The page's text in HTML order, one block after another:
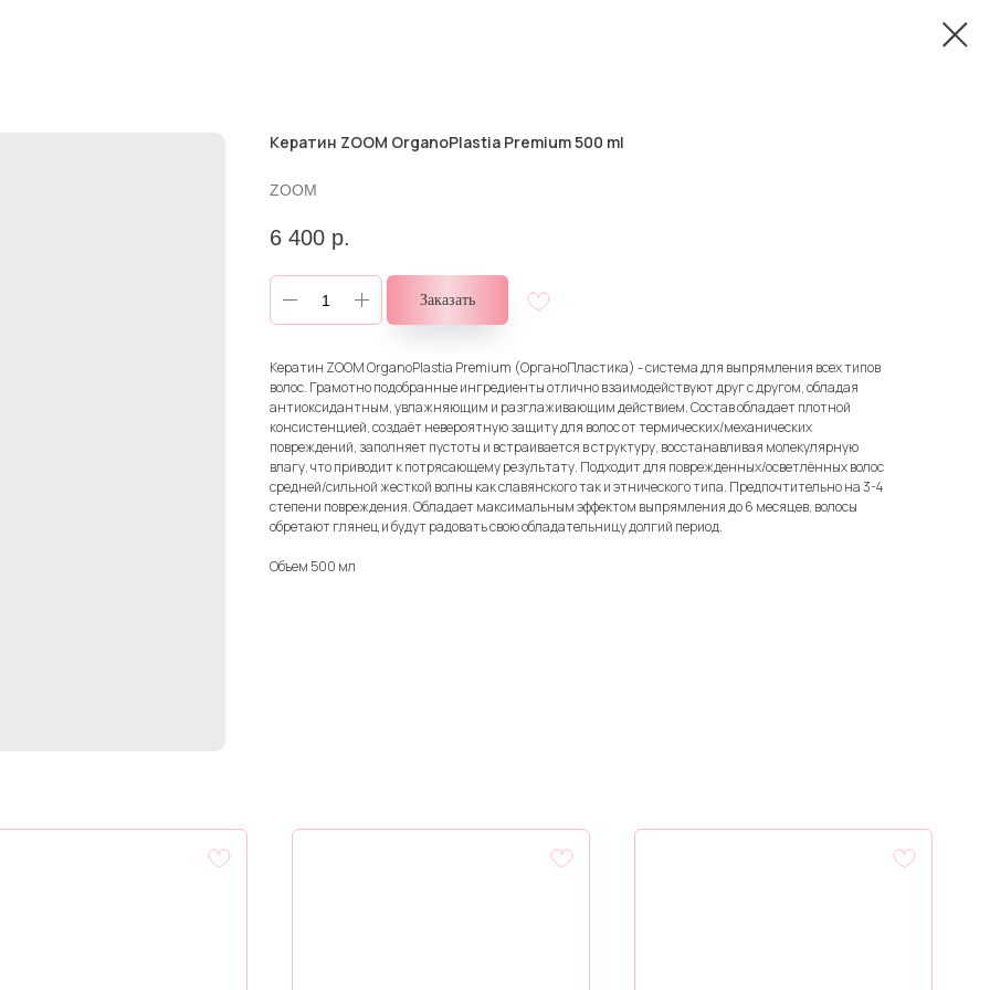
Кератин ZOOM OrganoPlastia Premium 500 ml
ZOOM
6 400 р.
Заказать
Кератин ZOOM OrganoPlastia Premium (ОрганоПластика) - система для выпрямления всех типов
волос. Грамотно подобранные ингредиенты отлично взаимодействуют друг с другом, обладая
антиоксидантным, увлажняющим и разглаживающим действием. Состав обладает плотной
консистенцией, создаёт невероятную защиту для волос от термических/механических
повреждений, заполняет пустоты и встраивается в структуру, восстанавливая молекулярную
влагу, что приводит к потрясающему результату. Подходит для поврежденных/осветлённых волос
средней/сильной жесткой волны как славянского так и этнического типа. Предпочтительно на 3-4
степени повреждения. Обладает максимальным эффектом выпрямления до 6 месяцев, волосы
обретают глянец и будут радовать свою обладательницу долгий период.
Объем 500 мл